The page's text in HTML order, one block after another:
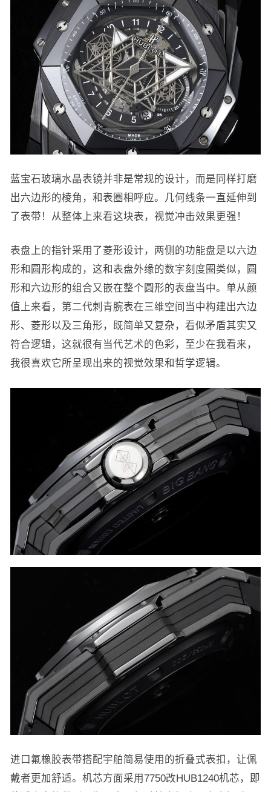
蓝宝石玻璃水晶表镜并非是常规的设计，而是同样打磨
出六边形的棱角，和表圈相呼应。几何线条一直延伸到
了表带！从整体上来看这块表，视觉冲击效果更强！
表盘上的指针采用了菱形设计，两侧的功能盘是以六边
形和圆形构成的，这和表盘外缘的数字刻度圈类似，圆
形和六边形的组合又嵌在整个圆形的表盘当中。单从颜
值上来看，第二代刺青腕表在三维空间当中构建出六边
形、菱形以及三角形，既简单又复杂，看似矛盾其实又
符合逻辑，这就很有当代艺术的色彩，至少在我看来，
我很喜欢它所呈现出来的视觉效果和哲学逻辑。
进口氟橡胶表带搭配宇舶简易使用的折叠式表扣，让佩
戴者更加舒适。机芯方面采用7750改HUB1240机芯，即